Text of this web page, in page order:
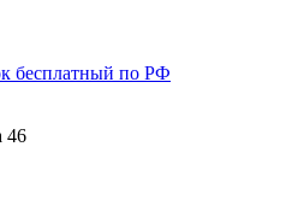
бесплатный по РФ
46